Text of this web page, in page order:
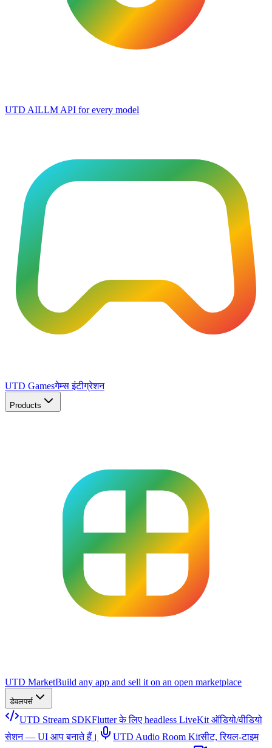
UTD AILLM API for every model
UTD Gamesगेम्स इंटीग्रेशन
Products
UTD MarketBuild any app and sell it on an open marketplace
डेवलपर्स
UTD Stream SDKFlutter के लिए headless LiveKit ऑडियो/वीडियो
सेशन — UI आप बनाते हैं।
UTD Audio Room Kitसीट, रियल-टाइम